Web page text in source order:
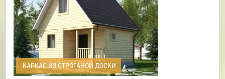
КАРКАС ИЗ СТРОГАНОЙ ДОСКИ